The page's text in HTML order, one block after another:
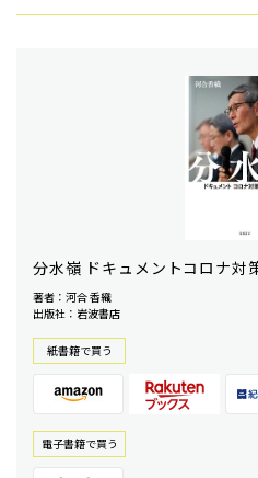
分水嶺 ドキュメントコロナ対
著者：河合 香織
出版社：岩波書店
紙書籍で買う
電⼦書籍で買う